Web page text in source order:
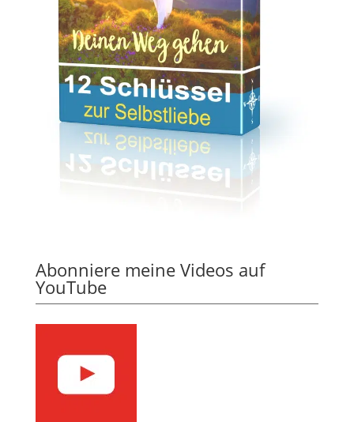
Abonniere meine Videos auf
YouTube